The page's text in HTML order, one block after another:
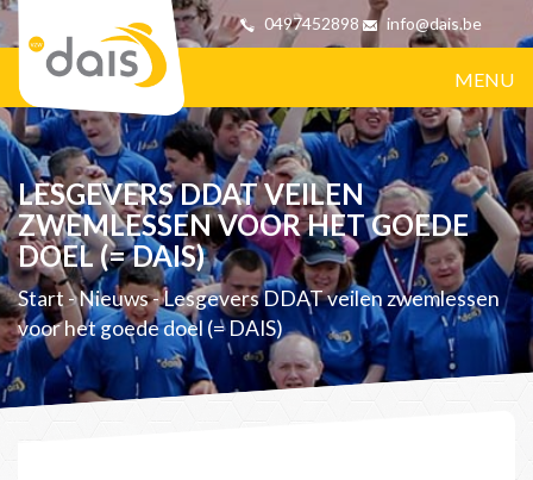
0497452898 info@dais.be
MENU
LESGEVERS DDAT VEILEN
ZWEMLESSEN VOOR HET GOEDE
DOEL (= DAIS)
Start -Nieuws-Lesgevers DDAT veilen zwemlessen
voor het goede doel (= DAIS)